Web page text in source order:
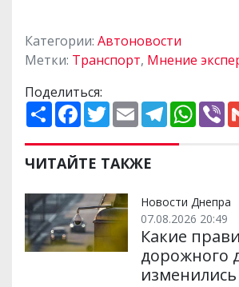
Категории: Автоновости
Метки: Транспорт, Мнение
Поделиться:
П
о
и
р
и
и
F
a
e
b
o
k
T
w
t
t
e
E
m
i
l
T
e
e
m
W
h
p
V
ЧИТАЙТЕ ТАКЖЕ
Новости Днепра
07.08.2026 20:49
Какие
дорожного
изменились